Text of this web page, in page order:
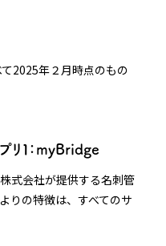
2025年２月時点のもの
リ１：myBridge
式会社が提供する名刺管
りの特徴は、すべてのサ